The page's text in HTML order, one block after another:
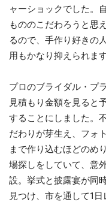
ャーショックでした。
もののこだわろうと思
るので、手作り好きの
用もかなり抑えられます
プロのブライダル・プ
見積もり金額を見ると
することにしました。
だわりが芽生え、フォ
まで作り込むほどのめ
場探しをしていて、意
設。挙式と披露宴が同
見つけ、市を通して1